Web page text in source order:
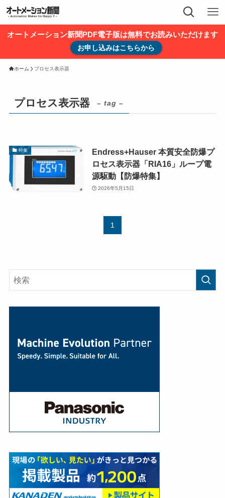
オートメーション新聞PDF電子版は無料でお読みいただけます
お申し込みはこちらから
ホーム プロセス表示器
プロセス表示器 – tag –
特集
Endress+Hauser 本質安全防爆プ
ロセス表示器「RIA16」ループ電
源駆動【防爆特集】
2026年5月15日
1